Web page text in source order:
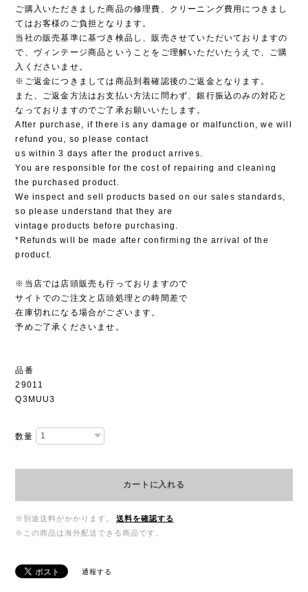
ご購入いただきました商品の修理費、クリーニング費用につきまし
てはお客様のご負担となります。
当社の販売基準に基づき検品し、販売させていただいておりますの
で、ヴィンテージ商品ということをご理解いただいたうえで、ご購
入くださいませ。
※ご返金につきましては商品到着確認後のご返金となります。
また、ご返金方法はお支払い方法に問わず、銀行振込のみの対応と
なっておりますのでご了承お願いいたします。
After purchase, if there is any damage or malfunction, we will
refund you, so please contact
us within 3 days after the product arrives.
You are responsible for the cost of repairing and cleaning
the purchased product.
We inspect and sell products based on our sales standards,
so please understand that they are
vintage products before purchasing.
*Refunds will be made after confirming the arrival of the
product.
※当店では店頭販売も行っておりますので
サイトでのご注文と店頭処理との時間差で
在庫切れになる場合がございます。
予めご了承くださいませ。
品番
29011
Q3MUU3
数量
カートに入れる
※別途送料がかかります。
送料を確認する
※この商品は海外配送できる商品です。
通報する